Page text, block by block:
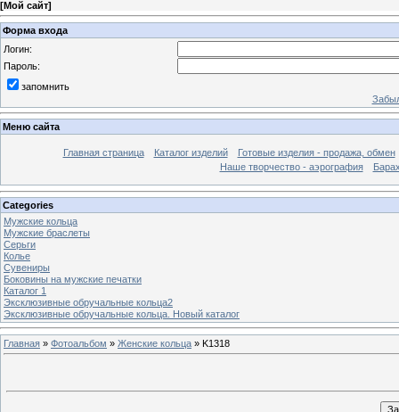
[Мой сайт]
Форма входа
Логин:
Пароль:
запомнить
Меню сайта
Главная страница Каталог изделий
Готовые изделия - продажа, обмен
Наше творчество - аэрография
Categories
Мужские кольца
Мужские браслеты
Серьги
Колье
Сувениры
Боковины на мужские печатки
Каталог 1
Эксклюзивные обручальные кольца2
Эксклюзивные обручальные кольца. Новый каталог
Главная » Фотоальбом » Женские кольца » K1318